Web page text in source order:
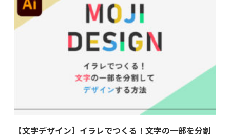
【文字デザイン】イラレでつくる！文字の一部を分割